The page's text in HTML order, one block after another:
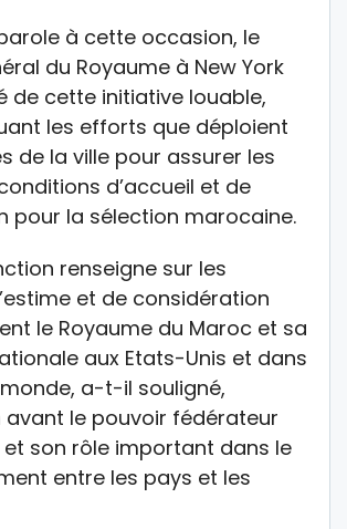
à cette occasion, le
du Royaume à New York
de cette initiative louable,
les efforts que déploient
de la ville pour assurer les
d’accueil et de
pour la sélection marocaine.
renseigne sur les
et de considération
le Royaume du Maroc et sa
aux Etats-Unis et dans
a-t-il souligné,
le pouvoir fédérateur
son rôle important dans le
entre les pays et les